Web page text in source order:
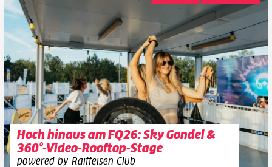
Hoch hinaus am FQ26: Sky Gondel &
360°-Video-Rooftop-Stage
powered by Raiffeisen Club